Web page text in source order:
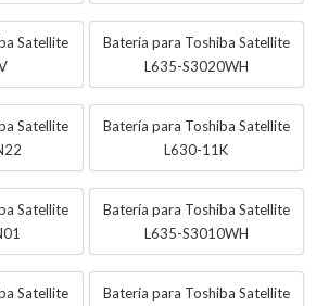
Satellite
Batería para Toshiba Satellite
L635-S3020WH
Satellite
Batería para Toshiba Satellite
L630-11K
Satellite
Batería para Toshiba Satellite
L635-S3010WH
Satellite
Batería para Toshiba Satellite